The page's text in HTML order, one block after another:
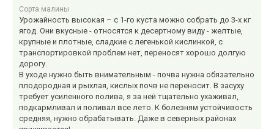
Сорта малины
Урожайность высокая – с 1-го куста можно собрать до 3-х кг
ягод. Они вкусные - относятся к десертному виду - желтые,
крупные и плотные, сладкие с легенькой кислинкой, с
транспортировкой проблем нет, переносят хорошо долгую
дорогу.
В уходе нужно быть внимательным - почва нужна обязательно
плодородная и рыхлая, кислых почв не переносит. В засуху
требует усиленного полива, я за ней тщательно ухаживал,
подкармливал и поливал все лето. К болезням устойчивость
средняя, нужно обрабатывать. Даже в северных районах